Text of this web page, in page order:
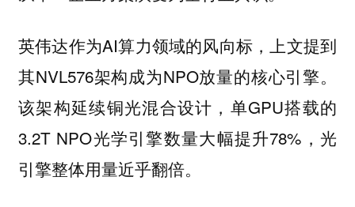
英伟达作为AI算力领域的风向标，上文提到
其NVL576架构成为NPO放量的核心引擎。
该架构延续铜光混合设计，单GPU搭载的
3.2T NPO光学引擎数量大幅提升78%，光
引擎整体用量近乎翻倍。